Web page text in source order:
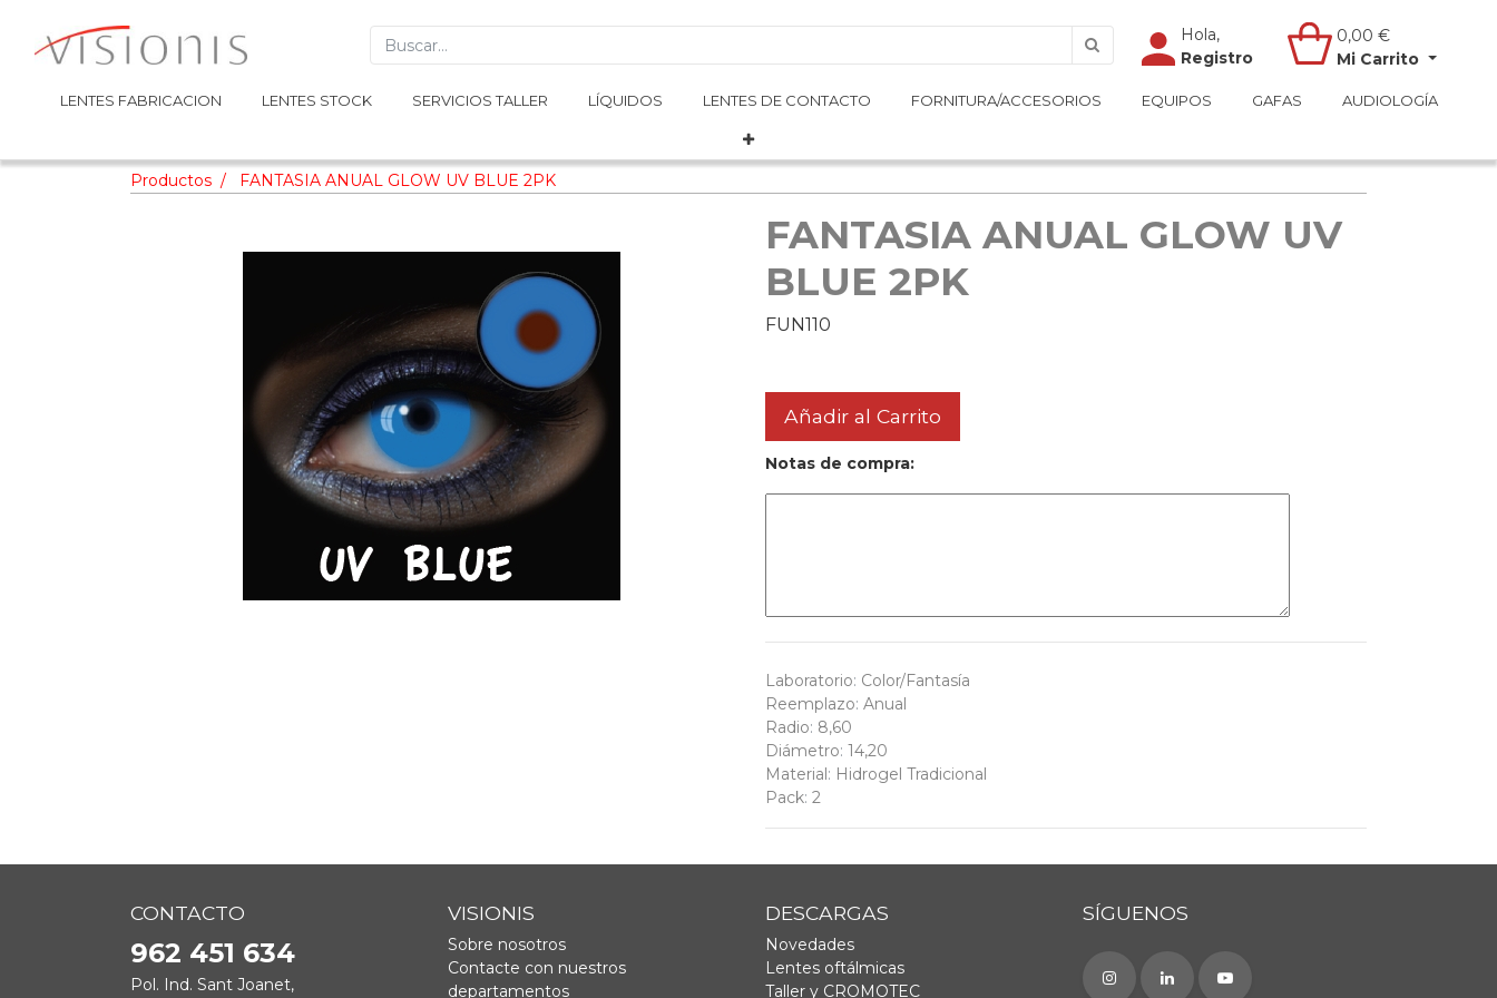
Hola,
Registro
0,00 €
Mi Carrito
LENTES FABRICACION LENTES STOCK SERVICIOS TALLER LÍQUIDOS LENTES DE CONTACTO FORNITURA/ACCESORIOS EQUIPOS GAFAS AUDIOLOGÍA
Hola,
Registro
0,00 €
Mi Carrito
LENTES FABRICACION LENTES STOCK SERVICIOS TALLER LÍQUIDOS LENTES DE CONTACTO FORNITURA/ACCESORIOS EQUIPOS GAFAS AUDIOLOGÍA
Productos FANTASIA ANUAL GLOW UV BLUE 2PK
FANTASIA ANUAL GLOW UV
BLUE 2PK
FUN110
Añadir al Carrito
Notas de compra:
Laboratorio: Color/Fantasía
Reemplazo: Anual
Radio: 8,60
Diámetro: 14,20
Material: Hidrogel Tradicional
Pack: 2
CONTACTO
962 451 634
Pol. Ind. Sant Joanet,
VISIONIS
Sobre nosotros
Contacte con nuestros
departamentos
DESCARGAS
Novedades
Lentes oftálmicas
Taller y CROMOTEC
SÍGUENOS